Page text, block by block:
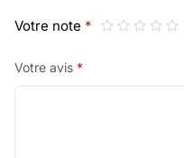
Votre note *
Votre avis *